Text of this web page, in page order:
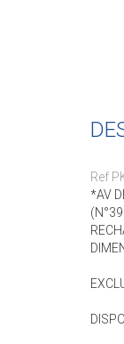
Ref
*AV